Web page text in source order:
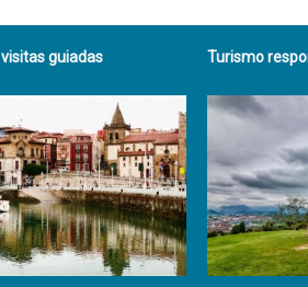
guiadas Turismo